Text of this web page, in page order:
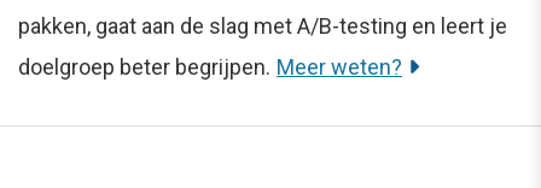
pakken, gaat aan de slag met A/B-testing en leert je
doelgroep beter begrijpen. Meer weten?